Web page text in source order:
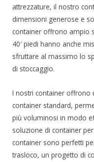
attrezzature, il nostro
dimensioni generose e
container offrono ampio
40′ piedi hanno anche
sfruttare al massimo lo
di stoccaggio.
I nostri container offrono
container standard,
più voluminosi in modo
soluzione di container
container sono perfetti
trasloco, un progetto di